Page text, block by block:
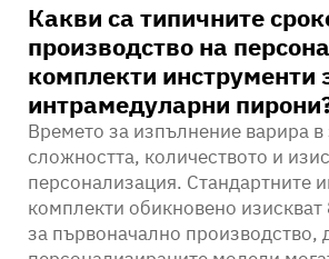
Какви са типичните
производство на
комплекти инструменти
интрамедуларни
Времето за изпълнение варира
сложността, количеството и
персонализация. Стандартните
комплекти обикновено
за първоначално производство,